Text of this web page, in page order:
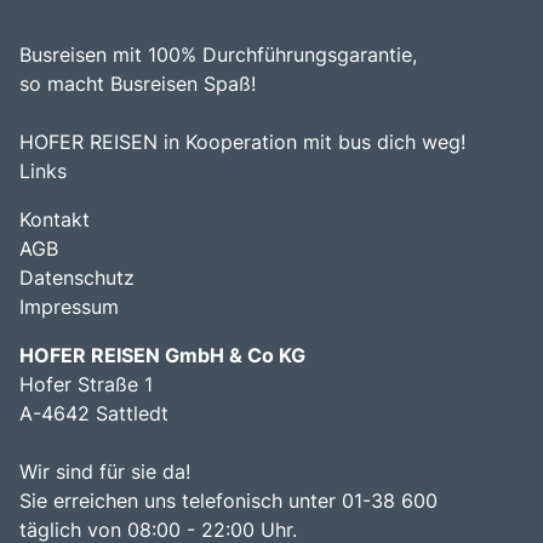
einzigartigen Region entdecken möchten.
Busreisen mit 100% Durchführungsgarantie,
so macht Busreisen Spaß!
HOFER REISEN in Kooperation mit bus dich weg!
Links
Kontakt
AGB
Datenschutz
Impressum
HOFER REISEN GmbH & Co KG
Hofer Straße 1
A-4642 Sattledt
Wir sind für sie da!
Sie erreichen uns telefonisch unter 01-38 600
täglich von 08:00 - 22:00 Uhr.